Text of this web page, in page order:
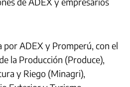
por ADEX y Promperú, con el
la Producción (Produce),
y Riego (Minagri),